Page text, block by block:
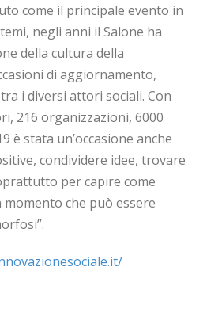
come il principale evento in
negli anni il Salone ha
della cultura della
di aggiornamento,
i diversi attori sociali. Con
216 organizzazioni, 6000
è stata un’occasione anche
condividere idee, trovare
per capire come
che può essere